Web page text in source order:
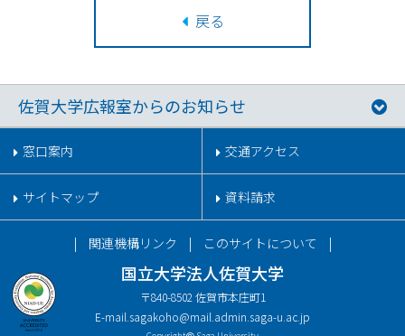
戻る
佐賀大学広報室からのお知らせ
窓口案内 交通アクセス
サイトマップ 資料請求
国立大学法人佐賀大学
〒840-8502 佐賀市本庄町1
E-mail. sagakoho@mail.admin.saga-u.ac.jp
関連機構リンク このサイトについて